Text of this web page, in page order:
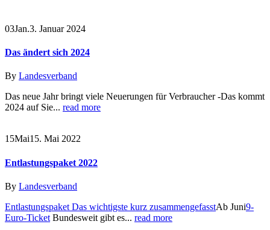
03Jan.3. Januar 2024
Das ändert sich 2024
By Landesverband
Das neue Jahr bringt viele Neuerungen für Verbraucher -Das kommt
2024 auf Sie... read more
15Mai15. Mai 2022
Entlastungspaket 2022
By Landesverband
Entlastungspaket Das wichtigste kurz zusammengefasstAb Juni9-
Euro-Ticket Bundesweit gibt es... read more